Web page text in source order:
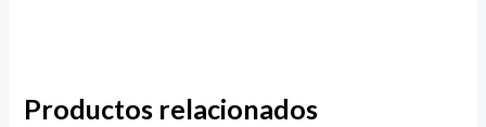
Productos relacionados